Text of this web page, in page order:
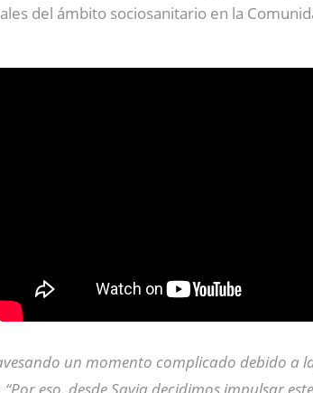
del ámbito sociosanitario en la
un momento complicado debido a